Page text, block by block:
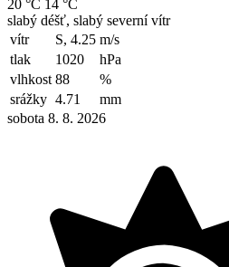
20 °C 14 °C
slabý déšť, slabý severní vítr
vítr
S, 4.25 m/s
tlak
1020
hPa
vlhkost 88
%
srážky 4.71
mm
sobota 8. 8. 2026